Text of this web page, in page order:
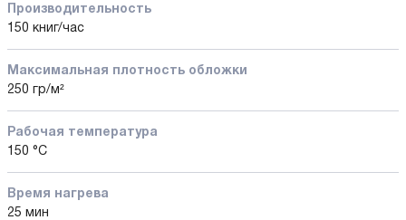
Производительность
150 книг/час
Максимальная плотность обложки
250 гр/м²
Рабочая температура
150 °С
Время нагрева
25 мин